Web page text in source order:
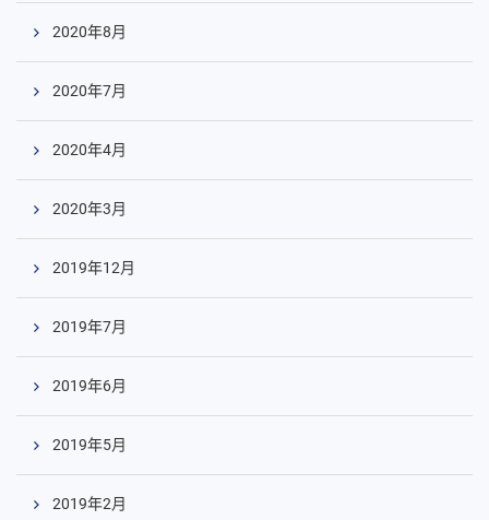
2020年8月
2020年7月
2020年4月
2020年3月
2019年12月
2019年7月
2019年6月
2019年5月
2019年2月